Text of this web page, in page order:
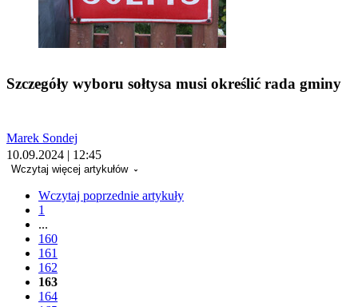
Szczegóły wyboru sołtysa musi określić rada gminy
Marek Sondej
10.09.2024 | 12:45
Wczytaj więcej artykułów
Wczytaj poprzednie artykuły
1
...
160
161
162
163
164